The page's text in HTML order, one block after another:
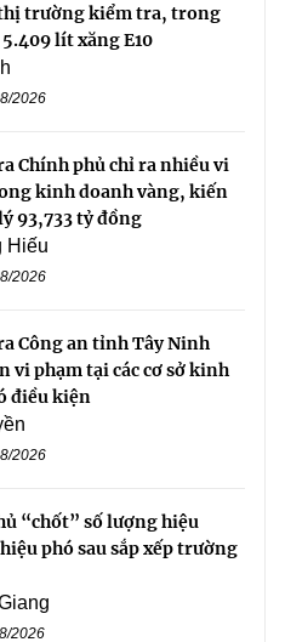
trường kiểm tra, trong
lít xăng E10
2026
Chính phủ chỉ ra nhiều vi
kinh doanh vàng, kiến
93,733 tỷ đồng
Hiếu
2026
Công an tỉnh Tây Ninh
vi phạm tại các cơ sở kinh
điều kiện
2026
“chốt” số lượng hiệu
phó sau sắp xếp trường
2026